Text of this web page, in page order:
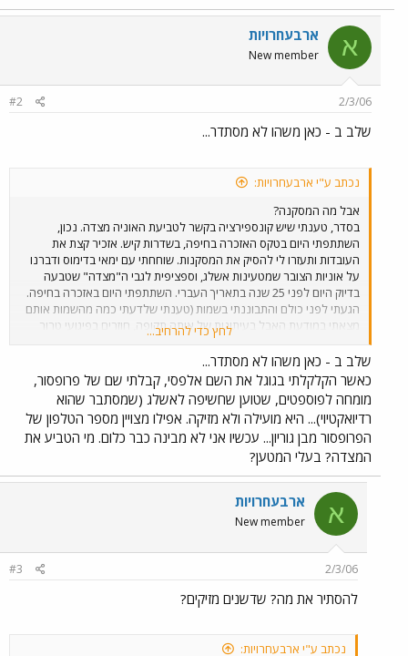
א ארבעחרויות
New member
2/3/06
#2
שלב ב - כאן משהו לא מסתדר...
נכתב ע"י ארבעחרויות:
אבל מה המסקנה?
בסדר, טענתי שיש קונספירציה בקשר לטביעת האוניה מצדה. נכון,
השתתפתי היום בטקס האזכרה בחיפה, בשדרות קיש. אזכיר קצת את
העובדות ותעזרו לי להסיק את המסקנות. שוחחתי עם ימאי בדימוס ודברנו
על אוניות הצובר שמטעינות אשלג, וספציפית לגבי ה"מצדה" שטבעה
בדיוק היום לפני 25 שנה בתאריך העברי. השתתפתי היום באזכרה בחיפה.
הגעתי לפני כולם והתבוננתי בשמות (טענתי שלדעתי כמה מהשמות אותם
מצאתי במודעת האבל בעיתונות של אותה תקופה, חוזרים בפיגועי טרור
ובמקרי רצח על רקע "ללא מניע". מצאתי באנדרטה, באופן בלתי צפוי
(כנראה שכבר ראיתי את זה במודעת אבל אבל לא שמתי לב. כלומר, לא
ירד האסימון עד היום)...שם משפחה אחד מופיע פעמיים. כלומר, שני
אנשים עם אותו שם משפחה נהרגו. אחד צעירצ"יק והשני מבוגר יותר, אבא
לילדים מחצור הגלילית. שם המשפחה הוא א ל פ ס י. שם נוסף שכבר כיכב
בכמה פרשיות הוא א ל י מ ל ך (היעלמות הילדה נאוה אלימלך). טוב עד כאן
הקונספירציה היתה די הגיונית. הטביעו את הספינה בגלל פגיעה בריאותית
שנפגעו עובדי האוניה שאותה היה צריך להסתיר, כי מדובר בין השאר
ב....תרופה. אבל..
לחץ כדי להרחיב...
שלב ב - כאן משהו לא מסתדר...
כאשר הקלקלתי בגוגל את השם אלפסי, קבלתי שם של פרופסור,
מומחה לפוספטים, שטוען שחשיפה לאשלג (שמסתבר שהוא
רדיואקטיוי)... היא מועילה ולא מזיקה. אפילו מצויין מספר הטלפון של
הפרופסור מבן גוריון... עכשיו אני לא מבינה כבר כלום. מי הטביע את
המצדה? בעלי המטען?
א ארבעחרויות
New member
2/3/06
#3
להסתיר את מה? שדשנים מזיקים?
נכתב ע"י ארבעחרויות: